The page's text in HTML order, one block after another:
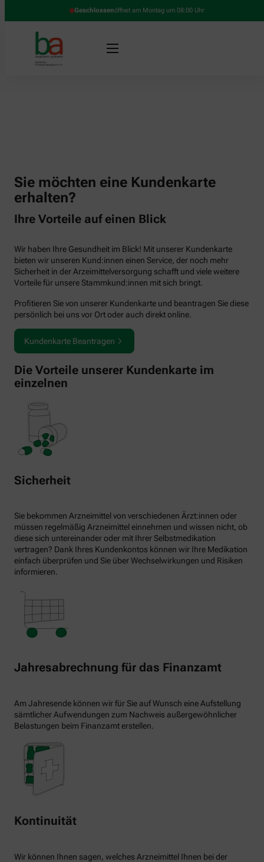
Geschlossenöffnet am Montag um 08:00 Uhr
Sie möchten eine Kundenkarte
erhalten?
Ihre Vorteile auf einen Blick
Wir haben Ihre Gesundheit im Blick! Mit unserer Kundenkarte
bieten wir unseren Kund:innen einen Service, der noch mehr
Sicherheit in der Arzeimittelversorgung schafft und viele weitere
Vorteile für unsere Stammkund:innen mit sich bringt.
Profitieren Sie von unserer Kundenkarte und beantragen Sie diese
persönlich bei uns vor Ort oder auch direkt online.
Kundenkarte Beantragen
Die Vorteile unserer Kundenkarte im
einzelnen
Sicherheit
Sie bekommen Arzneimittel von verschiedenen Ärzt:innen oder
müssen regelmäßig Arzneimittel einnehmen und wissen nicht, ob
diese sich untereinander oder mit Ihrer Selbstmedikation
vertragen? Dank Ihres Kundenkontos können wir Ihre Medikation
einfach überprüfen und Sie über Wechselwirkungen und Risiken
informieren.
Jahresabrechnung für das Finanzamt
Am Jahresende können wir für Sie auf Wunsch eine Aufstellung
sämtlicher Aufwendungen zum Nachweis außergewöhnlicher
Belastungen beim Finanzamt erstellen.
Kontinuität
Wir können Ihnen sagen, welches Arzneimittel Ihnen bei der